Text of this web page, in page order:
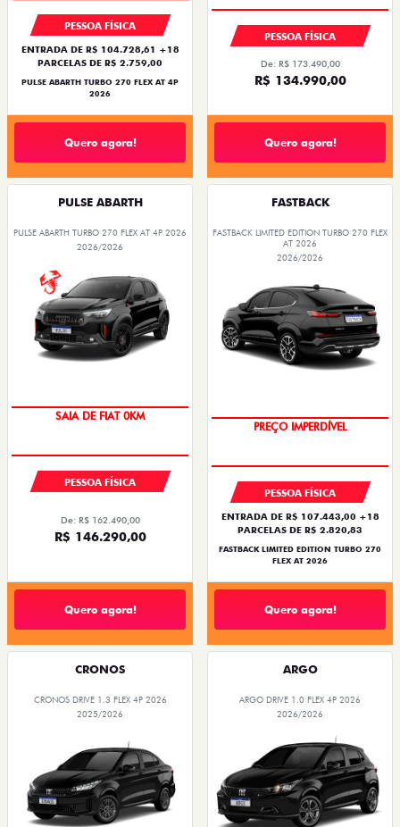
PESSOA FÍSICA
ENTRADA DE R$ 104.728,61 +18
PARCELAS DE R$ 2.759,00
PULSE ABARTH TURBO 270 FLEX AT 4P
2026
Quero agora!
PESSOA FÍSICA
De: R$ 173.490,00
R$ 134.990,00
Quero agora!
PULSE ABARTH
PULSE ABARTH TURBO 270 FLEX AT 4P 2026
2026/2026
OPORTUNIDADE
PESSOA FÍSICA
De: R$ 162.490,00
R$ 146.290,00
Quero agora!
FASTBACK
FASTBACK LIMITED EDITION TURBO 270 FLEX
AT 2026
2026/2026
COM USADO NA TROCA
PESSOA FÍSICA
ENTRADA DE R$ 107.443,00 +18
PARCELAS DE R$ 2.820,83
FASTBACK LIMITED EDITION TURBO 270
FLEX AT 2026
Quero agora!
CRONOS
CRONOS DRIVE 1.3 FLEX 4P 2026
2025/2026
ARGO
ARGO DRIVE 1.0 FLEX 4P 2026
2026/2026